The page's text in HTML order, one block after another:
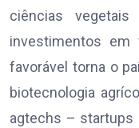
ciências
investimentos em
favorável torna o
biotecnologia
agtechs – startups